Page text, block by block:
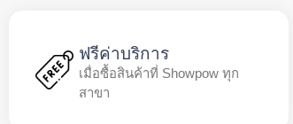
ฟรีค่าบริการ
เมื่อซื้อสินค้าที่ Showpow ทุก
สาขา